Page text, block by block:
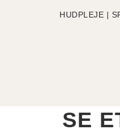
HUDPLEJE |
SE